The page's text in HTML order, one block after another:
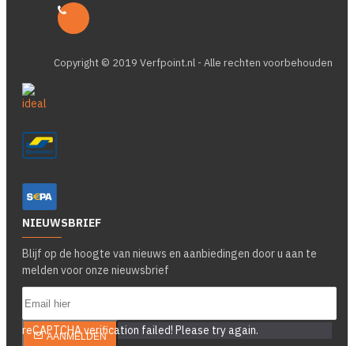
Copyright © 2019 Verfpoint.nl - Alle rechten voorbehouden
NIEUWSBRIEF
Blijf op de hoogte van nieuws en aanbiedingen door u aan te
melden voor onze nieuwsbrief
AANMELDEN
reCAPTCHA verification failed! Please try again.